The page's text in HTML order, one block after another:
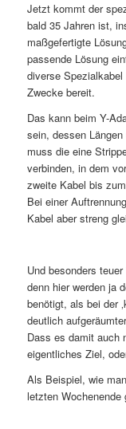
Jetzt kommt der
bald 35 Jahren ist,
maßgefertigte
passende Lösung
diverse
Zwecke bereit.
Das kann beim Y-
sein, dessen
muss die eine
verbinden, in dem
zweite Kabel bis
Bei einer
Kabel aber streng
Und besonders
denn hier werden ja
benötigt, als bei der
deutlich
Dass es damit auch
eigentliches Ziel,
Als Beispiel, wie
letzten Wochenende